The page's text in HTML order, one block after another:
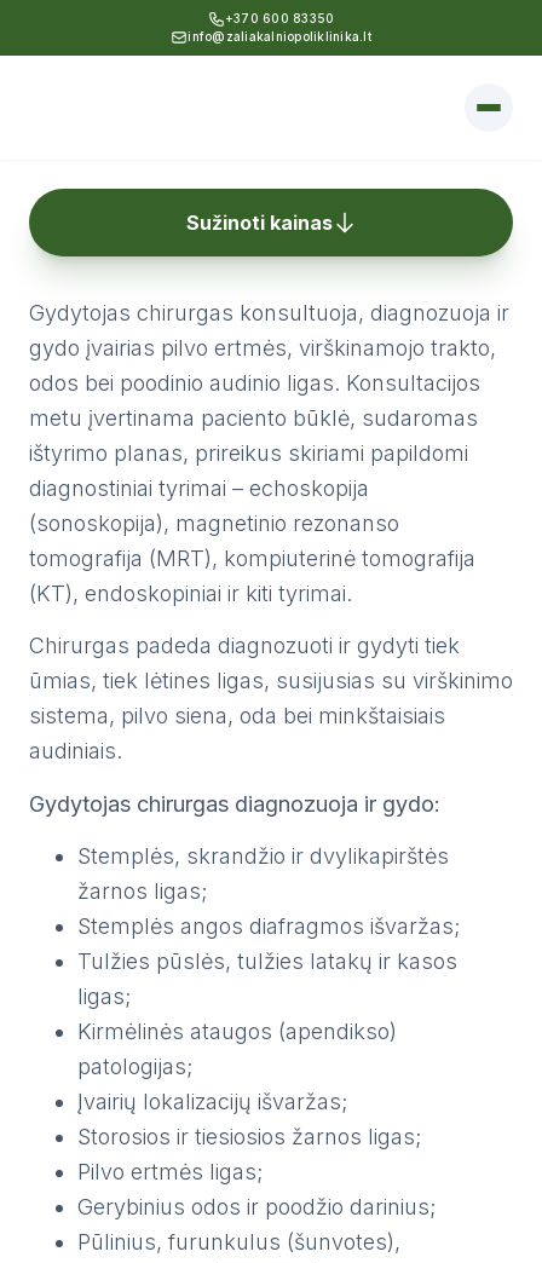
+370 600 83350
info@zaliakalniopoliklinika.lt
ŽALIAKALNIO
POLIKLINIKA
RU UA
Pacientams
Paslaugos
kainos
pasiūlymai
Apie
Kontaktai
kuponai
600 83350
I-V:
-
Chirurgija
Sužinoti kainas
Gydytojas chirurgas konsultuoja, diagnozuoja ir
gydo įvairias pilvo ertmės, virškinamojo trakto,
odos bei poodinio audinio ligas. Konsultacijos
metu įvertinama paciento būklė, sudaromas
ištyrimo planas, prireikus skiriami papildomi
diagnostiniai tyrimai – echoskopija
(sonoskopija), magnetinio rezonanso
tomografija (MRT), kompiuterinė tomografija
(KT), endoskopiniai ir kiti tyrimai.
Chirurgas padeda diagnozuoti ir gydyti tiek
ūmias, tiek lėtines ligas, susijusias su virškinimo
sistema, pilvo siena, oda bei minkštaisiais
audiniais.
Gydytojas chirurgas diagnozuoja ir gydo:
Stemplės, skrandžio ir dvylikapirštės
žarnos ligas;
Stemplės angos diafragmos išvaržas;
Tulžies pūslės, tulžies latakų ir kasos
ligas;
Kirmėlinės ataugos (apendikso)
patologijas;
Įvairių lokalizacijų išvaržas;
Storosios ir tiesiosios žarnos ligas;
Pilvo ertmės ligas;
Gerybinius odos ir poodžio darinius;
Pūlinius, furunkulus (šunvotes),